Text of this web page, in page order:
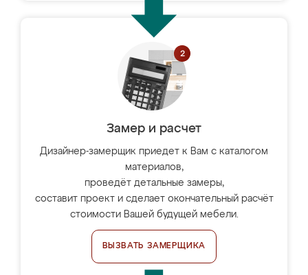
Замер и расчет
Дизайнер-замерщик приедет к Вам с каталогом
материалов,
проведёт детальные замеры,
составит проект и сделает окончательный расчёт
стоимости Вашей будущей мебели.
ВЫЗВАТЬ ЗАМЕРЩИКА